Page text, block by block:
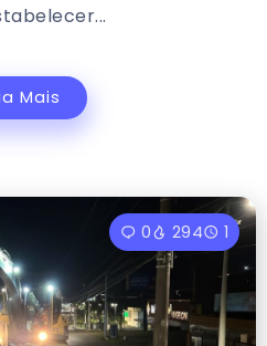
Mais
0 294 1